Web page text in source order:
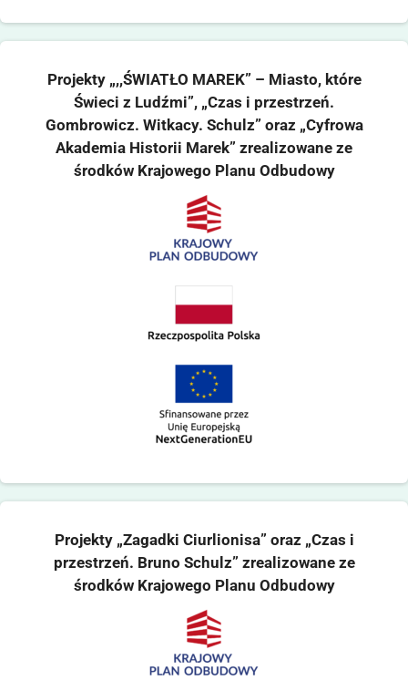
Projekty „,,ŚWIATŁO MAREK” – Miasto, które
Świeci z Ludźmi”, „Czas i przestrzeń.
Gombrowicz. Witkacy. Schulz” oraz „Cyfrowa
Akademia Historii Marek” zrealizowane ze
środków Krajowego Planu Odbudowy
Projekty „Zagadki Ciurlionisa” oraz „Czas i
przestrzeń. Bruno Schulz” zrealizowane ze
środków Krajowego Planu Odbudowy